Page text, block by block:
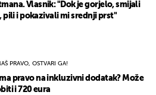
Vlasnik: "Dok je gorjelo, smijali
pili i pokazivali mi srednji prst"
PRAVO, OSTVARI GA!
pravo na inkluzivni dodatak? Može
i 720 eura